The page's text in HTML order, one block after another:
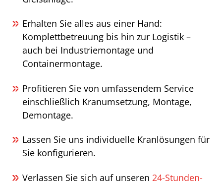
Erhalten Sie alles aus einer Hand:
Komplettbetreuung bis hin zur Logistik –
auch bei Industriemontage und
Containermontage.
Profitieren Sie von umfassendem Service
einschließlich Kranumsetzung, Montage,
Demontage.
Lassen Sie uns individuelle Kranlösungen für
Sie konfigurieren.
Verlassen Sie sich auf unseren 24-Stunden-